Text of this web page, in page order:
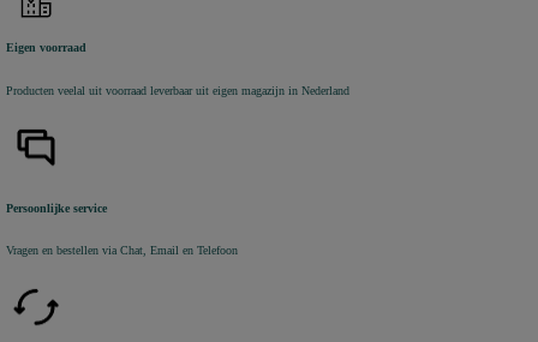
Eigen voorraad
Producten veelal uit voorraad leverbaar uit eigen magazijn in Nederland
Persoonlijke service
Vragen en bestellen via Chat, Email en Telefoon